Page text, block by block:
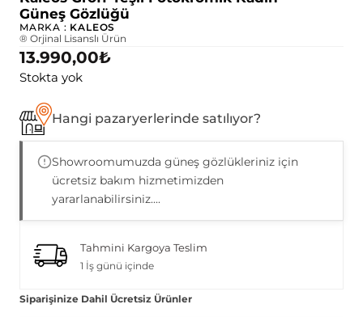
Güneş Gözlüğü
MARKA : KALEOS
® Orjinal Lisanslı Ürün
13.990,00₺
Stokta yok
Hangi pazaryerlerinde satılıyor?
Showroomumuzda güneş gözlükleriniz için
ücretsiz bakım hizmetimizden
yararlanabilirsiniz....
Tahmini Kargoya Teslim
1 İş günü içinde
Siparişinize Dahil Ücretsiz Ürünler